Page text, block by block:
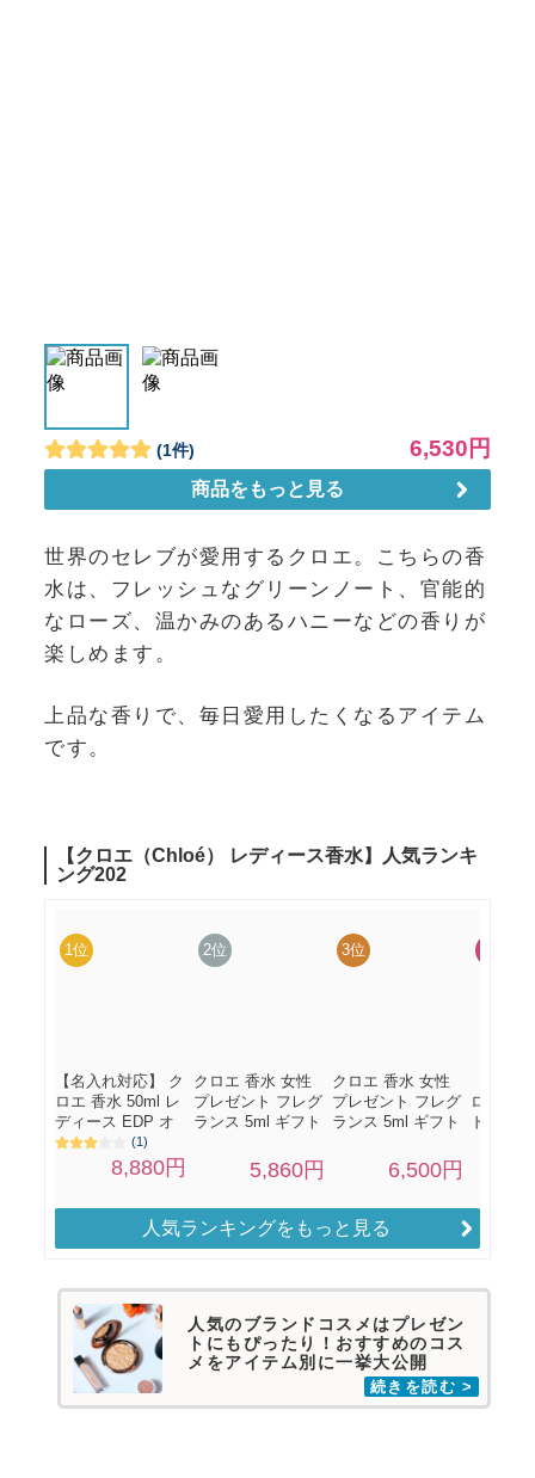
世界のセレブが愛用するクロエ。こちらの香
水は、フレッシュなグリーンノート、官能的
なローズ、温かみのあるハニーなどの香りが
楽しめます。
上品な香りで、毎日愛用したくなるアイテム
です。
人気ランキングをもっと見る
人気のブランドコスメはプレゼン
トにもぴったり！おすすめのコス
メをアイテム別に一挙大公開